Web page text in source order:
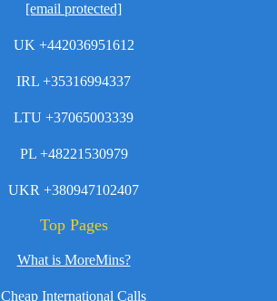
[email protected]
UK +442036951612
IRL +35316994337
LTU +37065003339
PL +48221530979
UKR +380947102407
Top Pages
What is MoreMins?
Cheap International Calls